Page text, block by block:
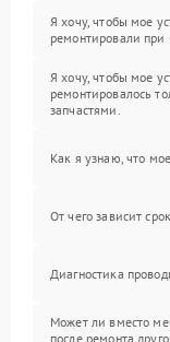
Я хочу, чтобы мое
ремонтировали при
Я хочу, чтобы мое
ремонтировалось
запчастями.
Как я узнаю, что
От чего зависит
Диагностика
Может ли вместо
после ремонта